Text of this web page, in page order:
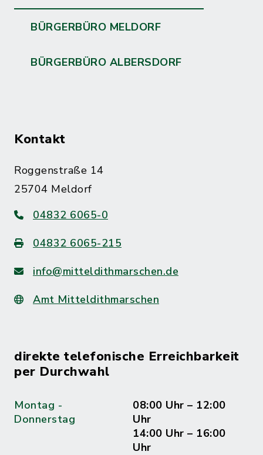
BÜRGERBÜRO MELDORF
BÜRGERBÜRO ALBERSDORF
Kontakt
Roggenstraße 14
25704 Meldorf
04832 6065-0
04832 6065-215
info@mitteldithmarschen.de
Amt Mitteldithmarschen
direkte telefonische Erreichbarkeit
per Durchwahl
Montag -
Donnerstag
08:00 Uhr – 12:00
Uhr
14:00 Uhr – 16:00
Uhr